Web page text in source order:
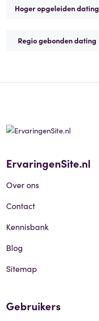
Hoger opgeleiden dating
Regio gebonden dating
ErvaringenSite.nl
Over ons
Contact
Kennisbank
Blog
Sitemap
Gebruikers